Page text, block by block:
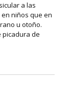
a las
niños que en
u otoño.
picadura de